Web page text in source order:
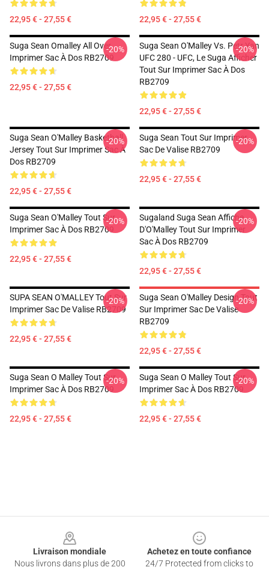
22,95 € - 27,55 € 22,95 € - 27,55 €
Suga Sean Omalley All Over
Imprimer Sac À Dos RB2709
22,95 € - 27,55 €
-20%
Suga Sean O'Malley Vs. Petr Yan
UFC 280 - UFC, Le Suga Afficher
Tout Sur Imprimer Sac À Dos
RB2709
22,95 € - 27,55 €
-20%
Suga Sean O'Malley Basketball
Jersey Tout Sur Imprimer Sac À
Dos RB2709
22,95 € - 27,55 €
-20%
Suga Sean Tout Sur Imprimer
Sac De Valise RB2709
22,95 € - 27,55 €
-20%
Suga Sean O'Malley Tout Sur
Imprimer Sac À Dos RB2709
22,95 € - 27,55 €
-20%
Sugaland Suga Sean Affiche
D'O'Malley Tout Sur Imprimer
Sac À Dos RB2709
22,95 € - 27,55 €
-20%
SUPA SEAN O'MALLEY Tout Sur
Imprimer Sac De Valise RB2709
22,95 € - 27,55 €
-20%
Suga Sean O'Malley Design Tout
Sur Imprimer Sac De Valise
RB2709
22,95 € - 27,55 €
-20%
Suga Sean O Malley Tout Sur
Imprimer Sac À Dos RB2709
22,95 € - 27,55 €
-20%
Suga Sean O Malley Tout Sur
Imprimer Sac À Dos RB2709
22,95 € - 27,55 €
-20%
Livraison mondiale
Nous livrons dans plus de 200
Achetez en toute confiance
24/7 Protected from clicks to